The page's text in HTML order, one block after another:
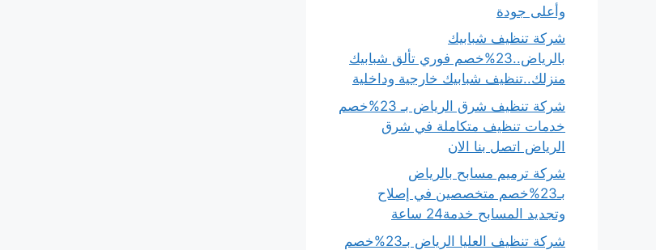
وأعلى جودة
شركة تنظيف شبابيك
بالرياض..23%خصم فوري تألق شبابيك
منزلك..تنظيف شبابيك خارجية وداخلية
شركة تنظيف شرق الرياض بـ 23%خصم
خدمات تنظيف متكاملة في شرق
الرياض اتصل بنا الان
شركة ترميم مسابح بالرياض
بـ23%خصم متخصصين في إصلاح
وتجديد المسابح خدمة24 ساعة
شركة تنظيف العليا الرياض بـ23%خصم